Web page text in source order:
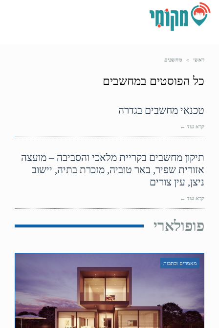
ראשי » מחשבים
כל הפוסטים במחשבים
טכנאי מחשבים בגדרה
קרא עוד ←
תיקון מחשבים בקריית מלאכי והסביבה – מועצה
אזורית שפיר, באר טוביה, מזכרת בתיה, יישוב
ניצן, עין צורים
קרא עוד ←
פופולארי
מאמרים וכתבות